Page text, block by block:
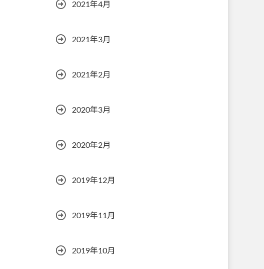
2021年4月
2021年3月
2021年2月
2020年3月
2020年2月
2019年12月
2019年11月
2019年10月